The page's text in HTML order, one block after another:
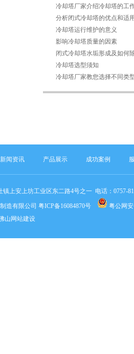
冷却塔厂家介绍冷却塔的工
分析闭式冷却塔的优点和适
冷却塔运行维护的意义
影响冷却塔质量的因素
闭式冷却塔水垢形成及如何
冷却塔选型须知
冷却塔厂家教您选择不同类
新闻资讯 产品展示 成功案例
上安上坊工业区东二路4号之一 电话：0757-
造有限公司 粤ICP备16084870号
粤公网安
山网站建设